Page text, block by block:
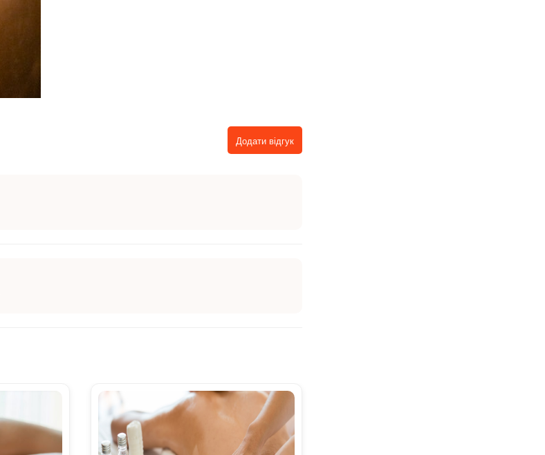
Додати відгук